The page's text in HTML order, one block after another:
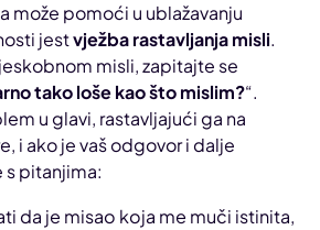
može pomoći u ublažavanju
jestvježba rastavljanja misli.
misli, zapitajte se
tako loše kao što mislim?“.
u glavi, rastavljajući ga na
i ako je vaš odgovor i dalje
s pitanjima:
da je misao koja me muči istinita,